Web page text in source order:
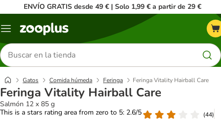
ENVÍO GRATIS desde 49 € | Solo 1,99 € a partir de 29 €
Menú
Buscar
productos
Gatos Comida húmeda Feringa Feringa Vitality Hairball Care
Feringa Vitality Hairball Care
Salmón 12 x 85 g
This is a stars rating area from zero to 5: 2.6/5
(44)